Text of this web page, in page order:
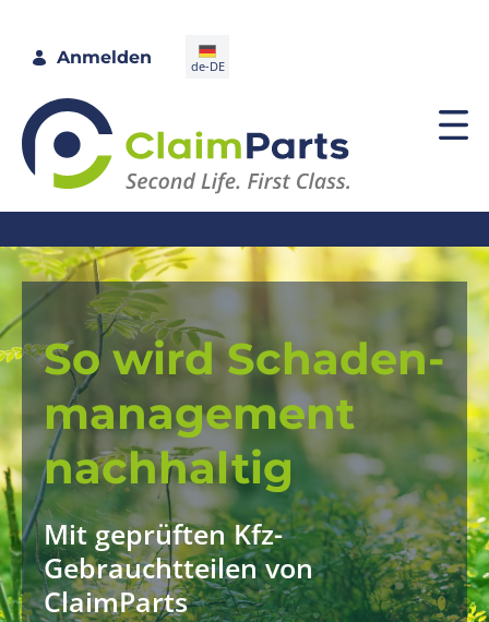
Anmelden de-DE
So wird Schaden­
manage­ment
nachhaltig
Mit geprüften Kfz-
Gebrauchtteilen von
ClaimParts